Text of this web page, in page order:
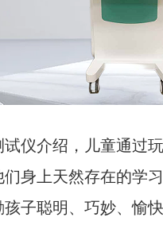
试仪介绍，儿童通过
身上天然存在的学
子聪明、巧妙、愉